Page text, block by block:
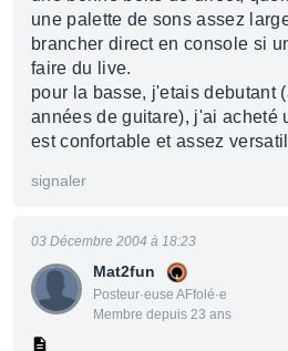
une palette de sons assez
brancher direct en console si
faire du live.
pour la basse, j'etais debutant
années de guitare), j'ai acheté
est confortable et assez
signaler
Mat2fun
Posteur·euse AFfolé·e
Membre depuis 23 ans
03 Décembre 2004 à 18:23